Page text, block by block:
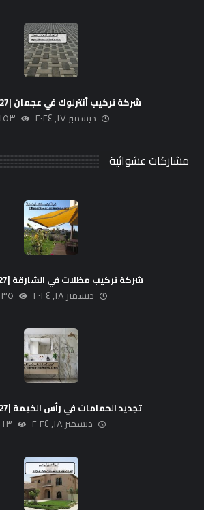
شركة تركيب أنترلوك في عجمان |0521606327
ديسمبر ١٧, ٢٠٢٤ ١٥٣
مشاركات عشوائية
شركة تركيب مظلات في الشارقة |0521606327
ديسمبر ١٨, ٢٠٢٤ ٣٥
تجديد الحمامات في رأس الخيمة |0521606327
ديسمبر ١٨, ٢٠٢٤ ١٣